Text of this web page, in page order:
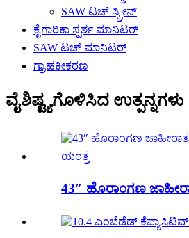
SAW ಟಚ್ ಸ್ಕ್ರೀನ್
ಕೈಗಾರಿಕಾ ಸ್ಪರ್ಶ ಮಾನಿಟರ್
SAW ಟಚ್ ಮಾನಿಟರ್
ಗ್ರಾಹಕೀಕರಣ
ವೈಶಿಷ್ಟ್ಯಗೊಳಿಸಿದ ಉತ್ಪನ್ನಗಳು
43″ ಹೊರಾಂಗಣ